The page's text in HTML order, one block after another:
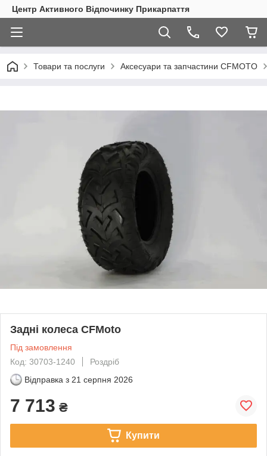
Центр Активного Відпочинку Прикарпаття
Товари та послуги Аксесуари та запчастини CFMOTO
Задні колеса CFMoto
Під замовлення
Код: 30703-1240
Роздріб
Відправка з 21 серпня 2026
7 713 ₴
Купити